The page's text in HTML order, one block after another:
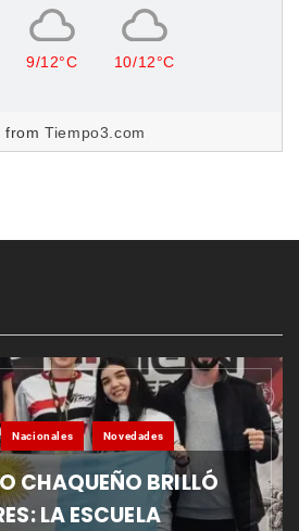
9/12°C 10/12°C
fromTiempo3.com
Nacionales Novedades
CHAQUEÑO BRILLÓ
LA ESCUELA